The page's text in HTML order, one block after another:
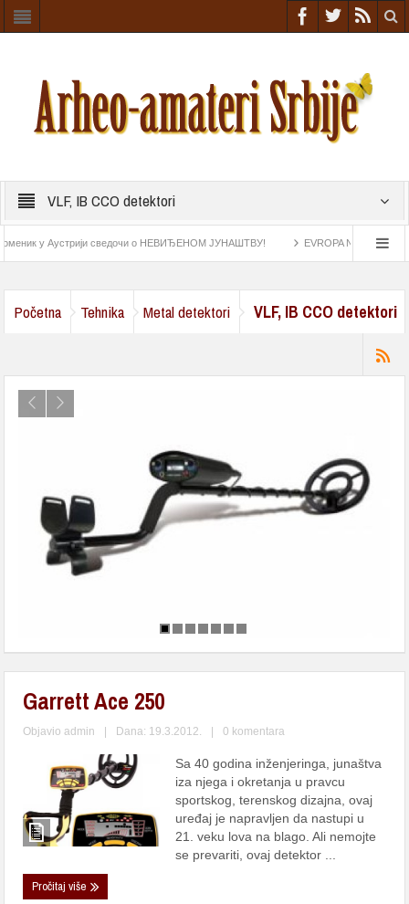
VLF, IB CCO detektori
у Аустрији сведочи о НЕВИЂЕНОМ ЈУНАШТВУ! EVROPA NIŠTA SLIČNO
Početna Tehnika Metal detektori VLF, IB CCO detektori
Garrett Ace 250
Objavioadmin Dana: 19.3.2012. 0 komentara
Sa 40 godina inženjeringa, junaštva
iza njega i okretanja u pravcu
sportskog, terenskog dizajna, ovaj
uređaj je napravljen da nastupi u
21. veku lova na blago. Ali nemojte
se prevariti, ovaj detektor ...
Pročitaj više